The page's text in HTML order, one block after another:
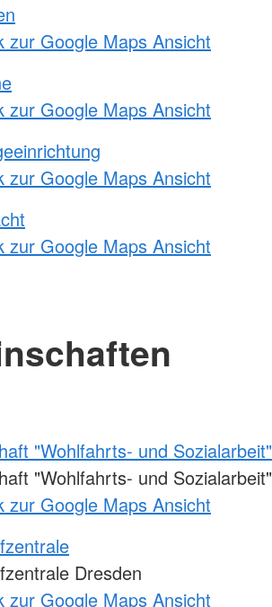
zur Google Maps Ansicht
zur Google Maps Ansicht
zur Google Maps Ansicht
zur Google Maps Ansicht
"Wohlfahrts- und Sozialarbeit"
"Wohlfahrts- und
zur Google Maps Ansicht
Dresden
zur Google Maps Ansicht